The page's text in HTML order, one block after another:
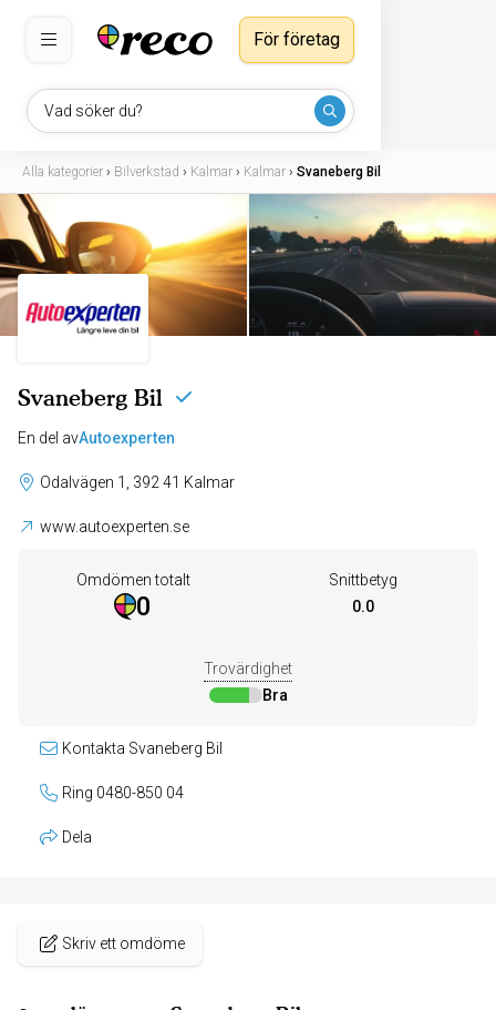
Vad söker du?
För företag
Alla kategorier › Bilverkstad › Kalmar › Kalmar › Svaneberg Bil
Svaneberg Bil
En del avAutoexperten
Odalvägen 1, 392 41 Kalmar
www.autoexperten.se
Omdömen totalt
0
Snittbetyg
0.0
Trovärdighet
Bra
Kontakta Svaneberg Bil
Ring 0480-850 04
Dela
Skriv ett omdöme